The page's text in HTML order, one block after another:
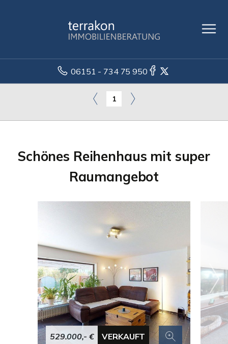
06151 - 734 75 950
1
Schönes Reihenhaus mit super
Raumangebot
529.000,- € VERKAUFT